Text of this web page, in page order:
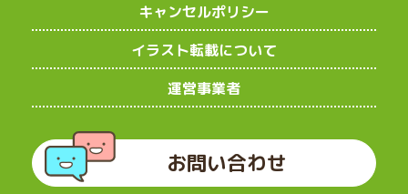
キャンセルポリシー
イラスト転載について
運営事業者
お問い合わせ